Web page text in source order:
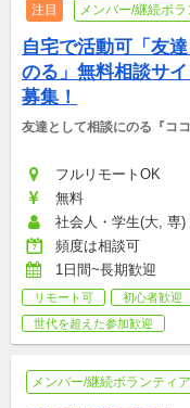
注目 メンバー/継続ボ
自宅で活動可「友
のる」無料相談サ
募集！
友達として相談にのる『ココ
フルリモートOK
無料
社会人・学生(大, 専
頻度は相談可
1日間~長期歓迎
リモート可 初心者歓迎
世代を超えた参加歓迎
メンバー/継続ボランティア